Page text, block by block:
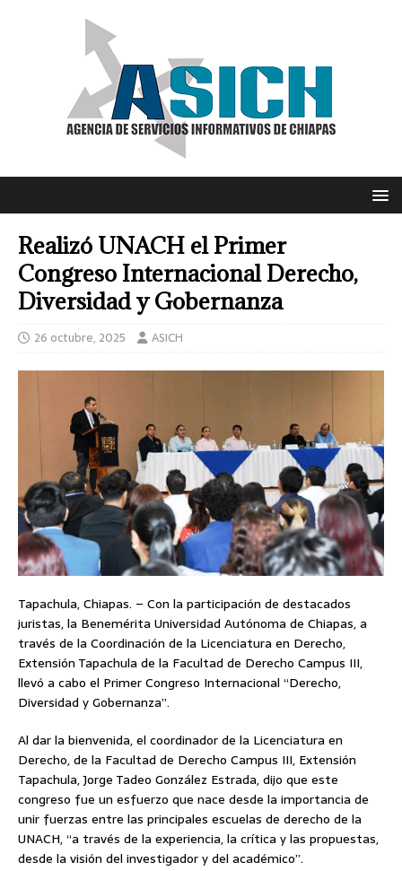
Realizó UNACH el Primer
Congreso Internacional Derecho,
Diversidad y Gobernanza
26 octubre, 2025 ASICH
Tapachula, Chiapas. – Con la participación de destacados
juristas, la Benemérita Universidad Autónoma de Chiapas, a
través de la Coordinación de la Licenciatura en Derecho,
Extensión Tapachula de la Facultad de Derecho Campus III,
llevó a cabo el Primer Congreso Internacional “Derecho,
Diversidad y Gobernanza”.
Al dar la bienvenida, el coordinador de la Licenciatura en
Derecho, de la Facultad de Derecho Campus III, Extensión
Tapachula, Jorge Tadeo González Estrada, dijo que este
congreso fue un esfuerzo que nace desde la importancia de
unir fuerzas entre las principales escuelas de derecho de la
UNACH, “a través de la experiencia, la crítica y las propuestas,
desde la visión del investigador y del académico”.